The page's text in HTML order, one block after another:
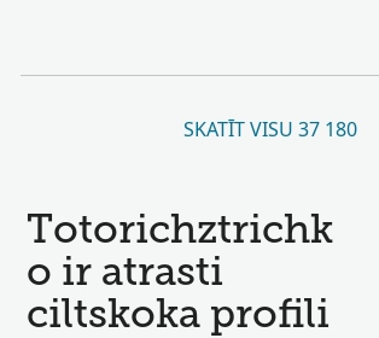
SKATĪT VISU 37 180
Totorichztrichk
o ir atrasti
ciltskoka profili